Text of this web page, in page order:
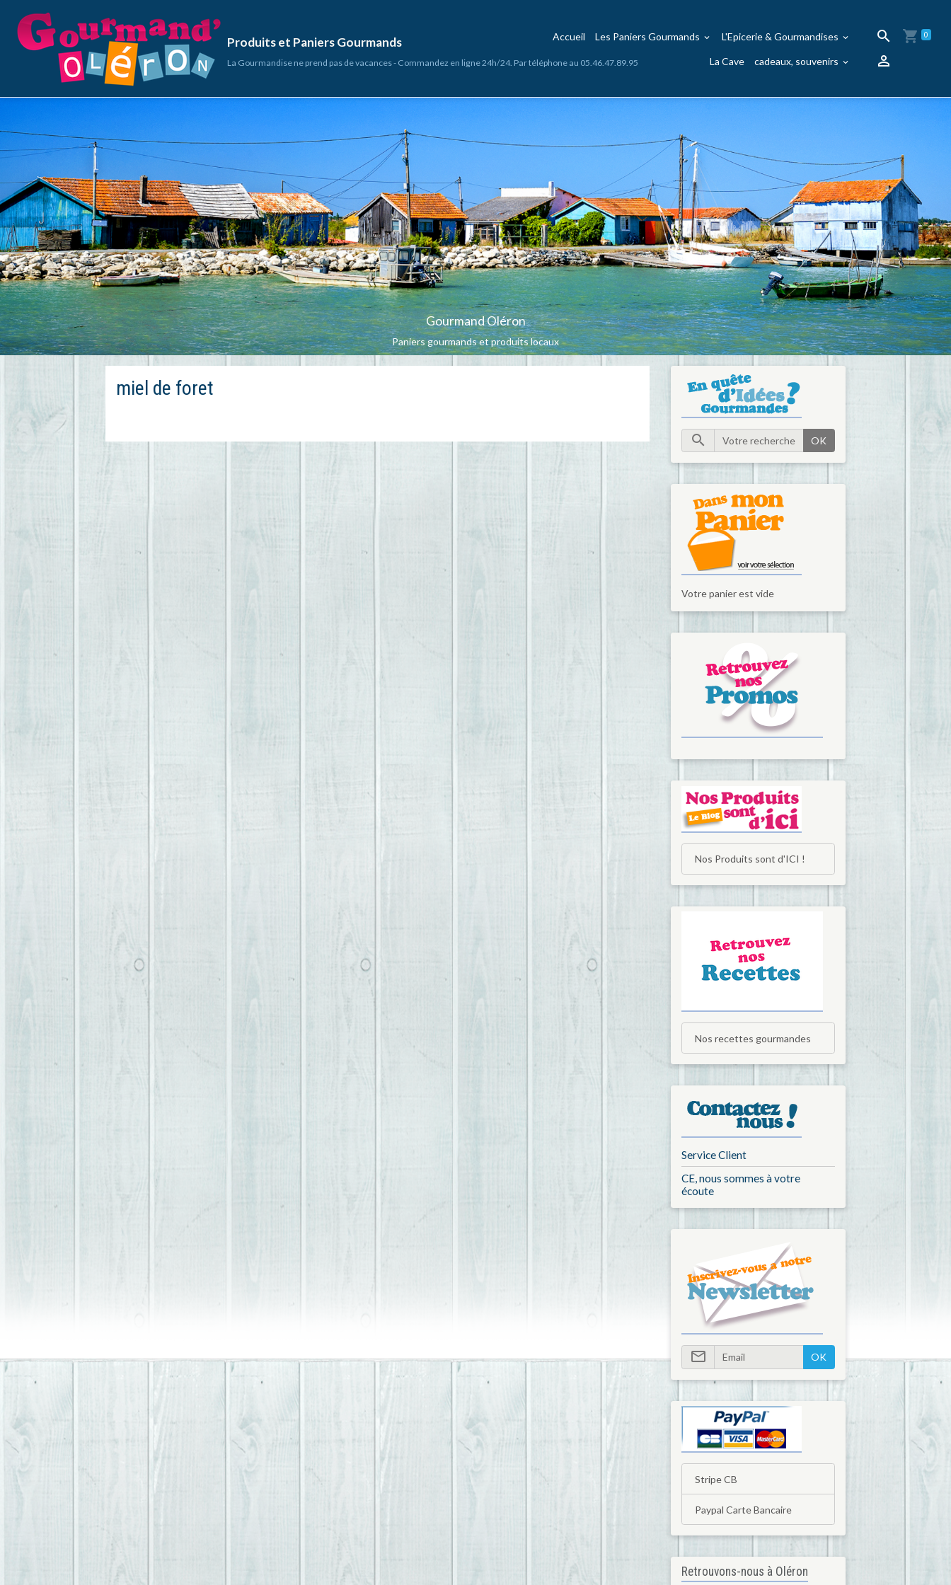
Produits et Paniers Gourmands
La Gourmandise ne prend pas de vacances - Commandez en ligne 24h/24. Par téléphone au 05.46.47.89.95
Accueil Les Paniers Gourmands L'Epicerie & Gourmandises
La Cave cadeaux, souvenirs
0
Gourmand Oléron
Paniers gourmands et produits locaux
miel de foret
OK
Votre panier est vide
Nos Produits sont d'ICI !
Nos recettes gourmandes
Service Client
CE, nous sommes à votre
écoute
OK
Stripe CB
Paypal Carte Bancaire
Retrouvons-nous à Oléron